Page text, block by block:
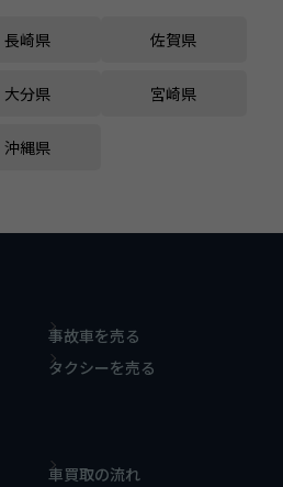
長崎県 佐賀県
大分県 宮崎県
沖縄県
事故車を売る
タクシーを売る
車買取の流れ